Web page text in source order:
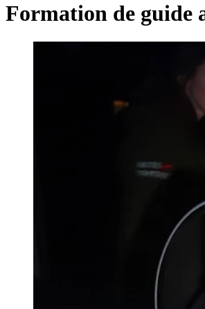
Formation de guide